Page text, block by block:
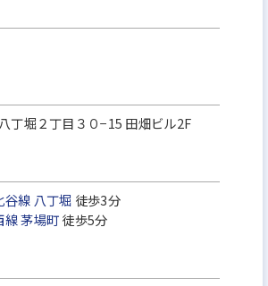
八丁堀２丁目３０−15 田畑ビル2F
谷線 八丁堀 徒歩3分
線茅場町徒歩5分